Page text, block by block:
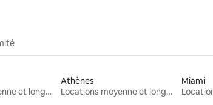
Locations moyenne et longue durée
Athènes
Locations moyenne et longue durée
Miami